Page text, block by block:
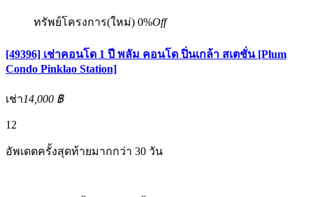
ทรัพย์โครงการ(ใหม่) 0%Off
[49396] เช่าคอนโด 1 ปี พลัม คอนโด ปิ่นเกล้า สเตชั่น [Plum
Condo Pinklao Station]
เช่า14,000 ฿
12
อัพเดตครั้งสุดท้ายมากกว่า 30 วัน